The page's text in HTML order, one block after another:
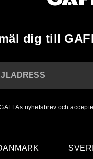
dig till
nyhetsbrev och